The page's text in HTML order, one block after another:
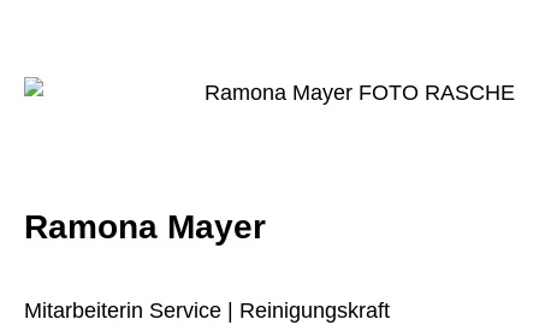
Ramona Mayer
Mitarbeiterin Service | Reinigungskraft